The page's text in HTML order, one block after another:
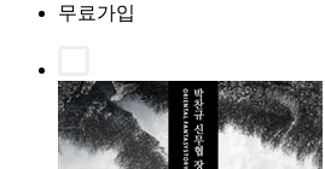
무료가입